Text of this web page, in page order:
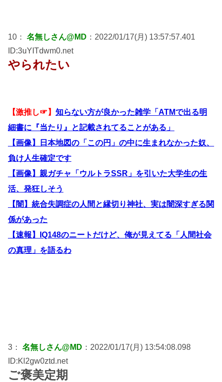
10： 名無しさん@MD ：2022/01/17(月) 13:57:57.401
ID:3uYITdwm0.net
やられたい
【激推し☞】 知らない方が良かった雑学「ATMで出る明
細書に『当たり』と記載されてることがある」
【画像】日本地図の「この円」の中に生まれなかった奴、
負け人生確定です
【画像】親ガチャ「ウルトラSSR」を引いた大学生の生
活、発狂しそう
【闇】統合失調症の人間と縁切り神社、実は闇深すぎる関
係があった
【速報】IQ148のニートだけど、俺が見えてる「人間社会
の真理」を語るわ
3： 名無しさん@MD ：2022/01/17(月) 13:54:08.098
ID:Kl2gw0ztd.net
ご褒美定期